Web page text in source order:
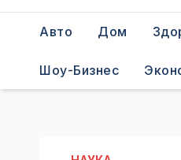
Авто Дом
Шоу-Бизнес